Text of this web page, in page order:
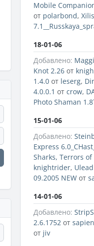
Mobile
от polarbond,
18-01-06
Добавлено:
Knot 2.26 от
1.4.0 от leserg,
4.0.0.1 от crow,
Photo Shaman
15-01-06
Добавлено:
Express
Sharks, Terrors
knightrider,
09.2005 NEW от
14-01-06
Добавлено:
2.6.1752 от
от jiv